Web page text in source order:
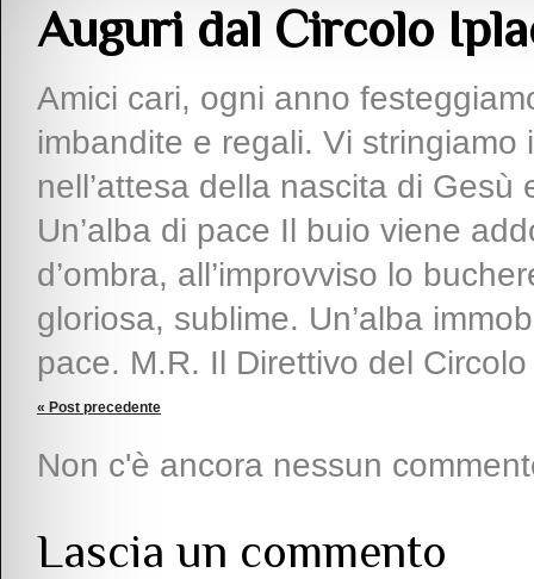
Auguri dal Circolo
Amici cari, ogni anno
imbandite e regali. Vi
nell’attesa della nascita di
Un’alba di pace Il buio viene
d’ombra, all’improvviso lo
gloriosa, sublime. Un’alba
pace. M.R. Il Direttivo del
« Post precedente
Non c'è ancora nessun
Lascia un commento